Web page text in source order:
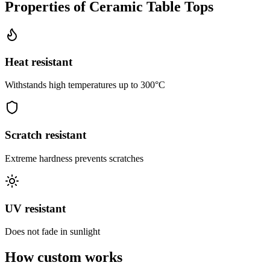
Properties of Ceramic Table Tops
Heat resistant
Withstands high temperatures up to 300°C
Scratch resistant
Extreme hardness prevents scratches
UV resistant
Does not fade in sunlight
How custom works